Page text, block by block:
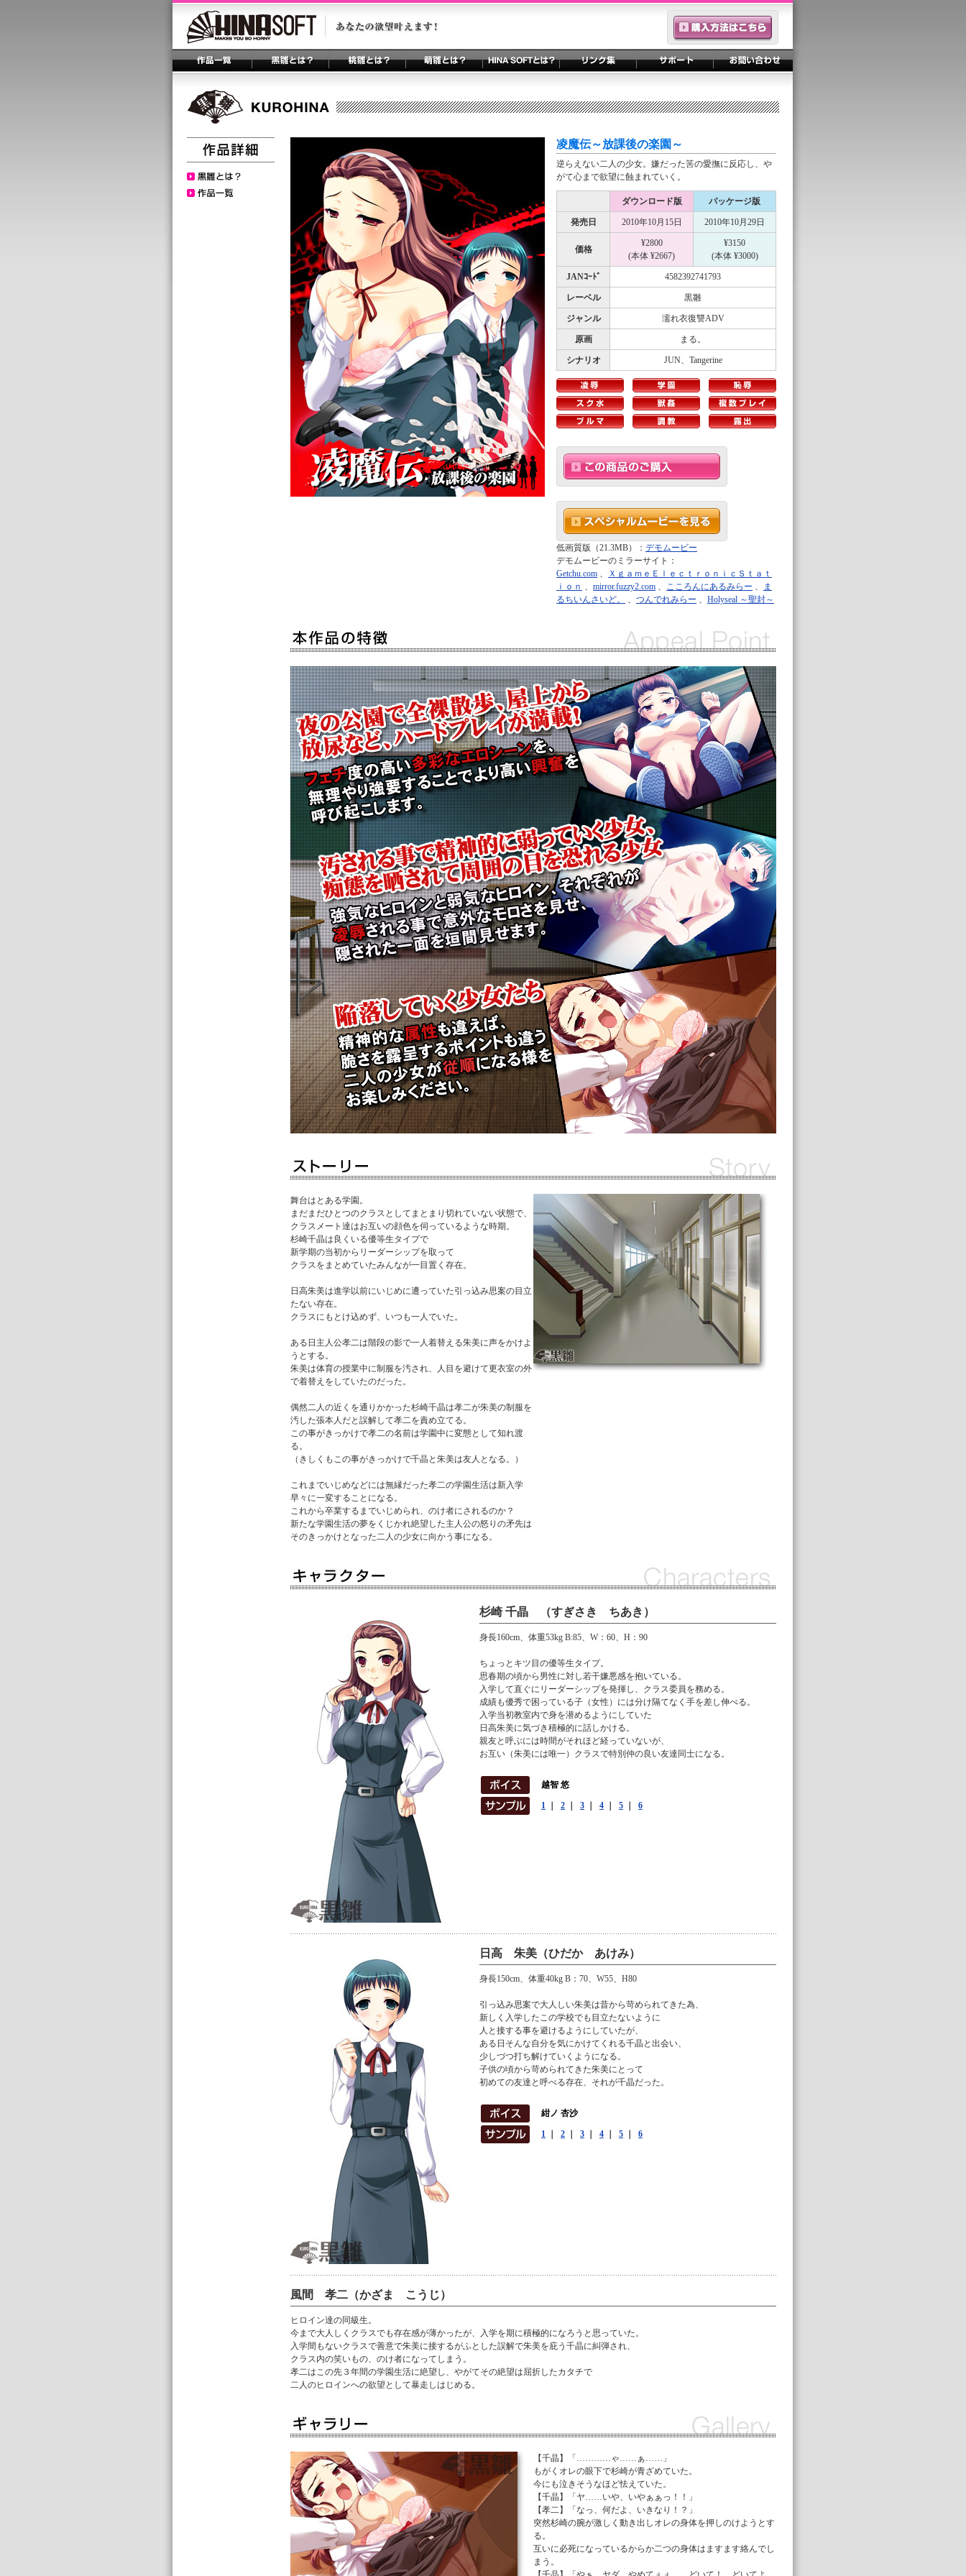
凌魔伝～放課後の楽園～
逆らえない二人の少女。嫌だった筈の愛撫に反応し、や
がて心まで欲望に蝕まれていく。
ダウンロード版 パッケージ版
発売日 2010年10月15日 2010年10月29日
価格
¥2800
(本体 ¥2667)
¥3150
(本体 ¥3000)
JANｺｰﾄﾞ 4582392741793
レーベル 黒雛
ジャンル 濡れ衣復讐ADV
原画 まる。
シナリオ JUN、Tangerine
低画質版（21.3MB）： デモムービー
デモムービーのミラーサイト：
Getchu.com 、
ＸｇａｍｅＥｌｅｃｔｒｏｎｉｃＳｔａｔ
ｉｏｎ 、 mirror.fuzzy2.com 、 こころんにあるみらー 、
ま
るちいんさいど。
、 つんでれみらー 、 Holyseal ～聖封～
舞台はとある学園。
まだまだひとつのクラスとしてまとまり切れていない状態で、
クラスメート達はお互いの顔色を伺っているような時期。
杉崎千晶は良くいる優等生タイプで
新学期の当初からリーダーシップを取って
クラスをまとめていたみんなが一目置く存在。
日高朱美は進学以前にいじめに遭っていた引っ込み思案の目立
たない存在。
クラスにもとけ込めず、いつも一人でいた。
ある日主人公孝二は階段の影で一人着替える朱美に声をかけよ
うとする。
朱美は体育の授業中に制服を汚され、人目を避けて更衣室の外
で着替えをしていたのだった。
偶然二人の近くを通りかかった杉崎千晶は孝二が朱美の制服を
汚した張本人だと誤解して孝二を責め立てる。
この事がきっかけで孝二の名前は学園中に変態として知れ渡
る。
（きしくもこの事がきっかけで千晶と朱美は友人となる。）
これまでいじめなどには無縁だった孝二の学園生活は新入学
早々に一変することになる。
これから卒業するまでいじめられ、のけ者にされるのか？
新たな学園生活の夢をくじかれ絶望した主人公の怒りの矛先は
そのきっかけとなった二人の少女に向かう事になる。
杉崎 千晶 （すぎさき ちあき）
身長160cm、体重53kg B:85、W：60、H：90
ちょっとキツ目の優等生タイプ。
思春期の頃から男性に対し若干嫌悪感を抱いている。
入学して直ぐにリーダーシップを発揮し、クラス委員を務める。
成績も優秀で困っている子（女性）には分け隔てなく手を差し伸べる。
入学当初教室内で身を潜めるようにしていた
日高朱美に気づき積極的に話しかける。
親友と呼ぶには時間がそれほど経っていないが、
お互い（朱美には唯一）クラスで特別仲の良い友達同士になる。
越智 悠
1 2 3 4 5 6
日高 朱美（ひだか あけみ）
身長150cm、体重40kg B：70、W55、H80
引っ込み思案で大人しい朱美は昔から苛められてきた為、
新しく入学したこの学校でも目立たないように
人と接する事を避けるようにしていたが、
ある日そんな自分を気にかけてくれる千晶と出会い、
少しづつ打ち解けていくようになる。
子供の頃から苛められてきた朱美にとって
初めての友達と呼べる存在、それが千晶だった。
紺ノ 杏沙
1 2 3 4 5 6
風間 孝二（かざま こうじ）
ヒロイン達の同級生。
今まで大人しくクラスでも存在感が薄かったが、入学を期に積極的になろうと思っていた。
入学間もないクラスで善意で朱美に接するがふとした誤解で朱美を庇う千晶に糾弾され、
クラス内の笑いもの、のけ者になってしまう。
孝二はこの先３年間の学園生活に絶望し、やがてその絶望は屈折したカタチで
二人のヒロインへの欲望として暴走しはじめる。
【千晶】「…………ゃ……ぁ……」
もがくオレの眼下で杉崎が青ざめていた。
今にも泣きそうなほど怯えていた。
【千晶】「ヤ……いや、いやぁぁっ！！」
【孝二】「なっ、何だよ、いきなり！？」
突然杉崎の腕が激しく動き出しオレの身体を押しのけようとす
る。
互いに必死になっているからか二つの身体はますます絡んでし
まう。